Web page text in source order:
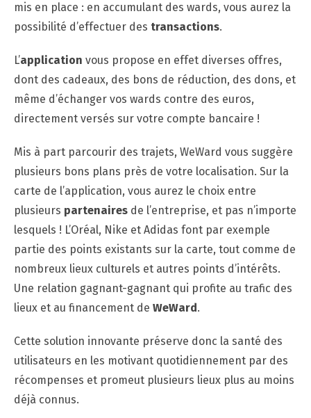
mis en place : en accumulant des wards, vous aurez la
possibilité d’effectuer des transactions.
L’application vous propose en effet diverses offres,
dont des cadeaux, des bons de réduction, des dons, et
même d’échanger vos wards contre des euros,
directement versés sur votre compte bancaire !
Mis à part parcourir des trajets, WeWard vous suggère
plusieurs bons plans près de votre localisation. Sur la
carte de l’application, vous aurez le choix entre
plusieurs partenaires de l’entreprise, et pas n’importe
lesquels ! L’Oréal, Nike et Adidas font par exemple
partie des points existants sur la carte, tout comme de
nombreux lieux culturels et autres points d’intérêts.
Une relation gagnant-gagnant qui profite au trafic des
lieux et au financement de WeWard .
Cette solution innovante préserve donc la santé des
utilisateurs en les motivant quotidiennement par des
récompenses et promeut plusieurs lieux plus au moins
déjà connus.